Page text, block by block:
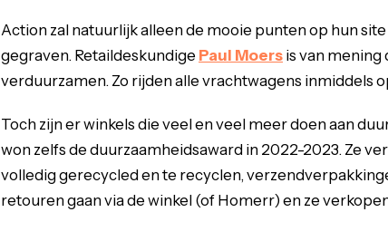
Action zal natuurlijk alleen de mooie punten op hun
gegraven. Retaildeskundige Paul Moers is van mening
verduurzamen. Zo rijden alle vrachtwagens inmiddels
Toch zijn er winkels die veel en veel meer doen aan
won zelfs de duurzaamheidsaward in 2022-2023. Ze
volledig gerecycled en te recyclen,
retouren gaan via de winkel (of Homerr) en ze